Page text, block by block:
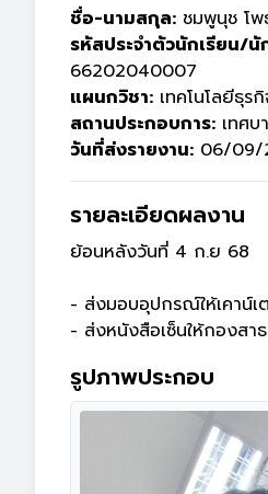
ชื่อ-นามสกุล: ชมพูนุช โพ
รหัสประจำตัวนักเรียน/
66202040007
แผนกวิชา: เทคโนโลยีธุร
สถานประกอบการ: เทศบ
วันที่ส่งรายงาน: 06/09/
รายละเอียดผลงาน
ย้อนหลังวันที่ 4 ก.ย 68
- ส่งมอบอุปกรณ์ให้เคาน์เ
- ส่งหนังสือเซ็นให้กองสา
รูปภาพประกอบ